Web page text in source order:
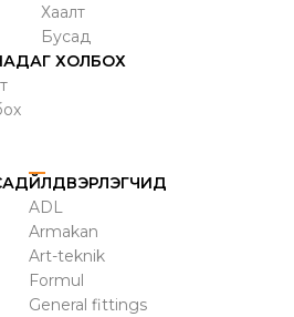
Хаалт
Бусад
ХОЛБОХ
ҮЙЛДВЭРЛЭГЧИД
ADL
Armakan
Art-teknik
Formul
General fittings